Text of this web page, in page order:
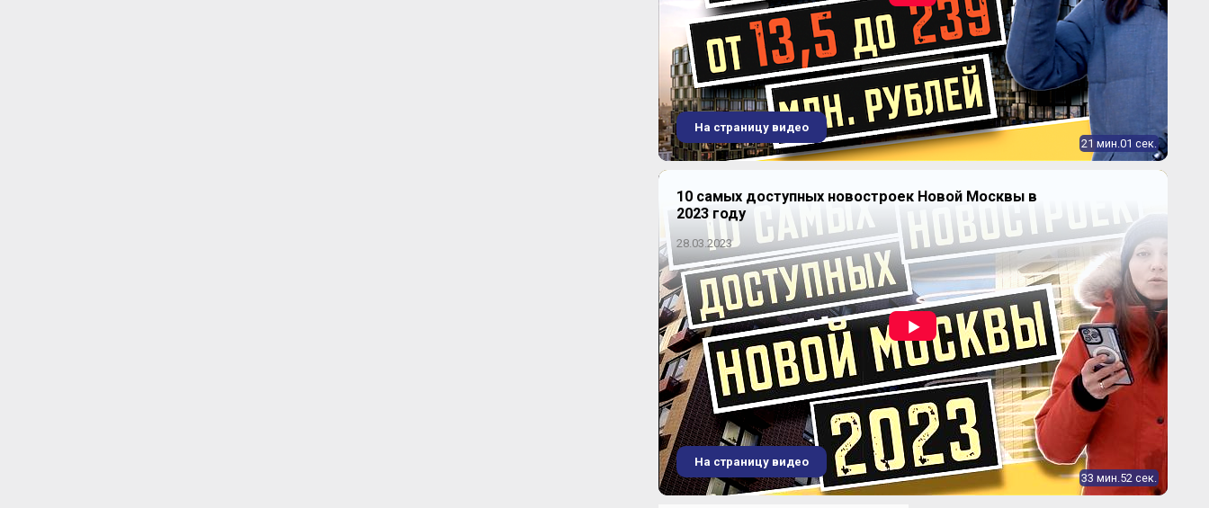
ЖК "Пресня Сити"
21 мин.01 сек.
На страницу видео
10 самых доступных новостроек Новой Москвы в
2023 году
28.03.2023
33 мин.52 сек.
На страницу видео